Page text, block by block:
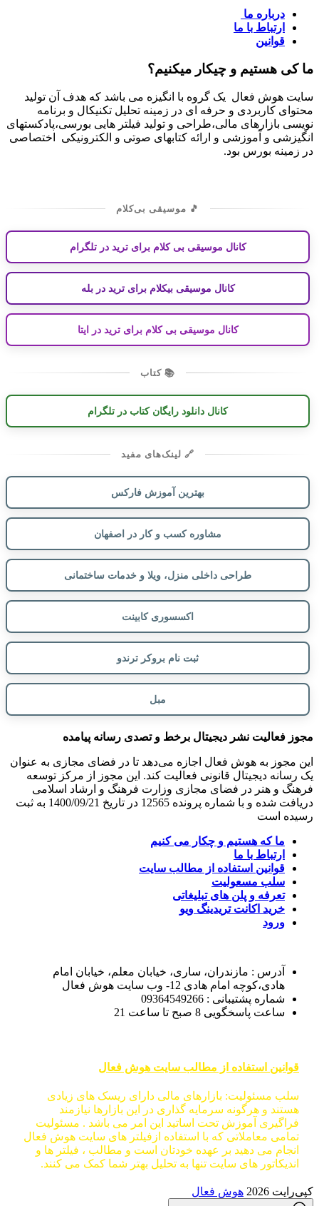
درباره ما
ارتباط با ما
قوانین
ما کی هستیم و چیکار میکنیم؟
سایت هوش فعال یک گروه با انگیزه می باشد که هدف آن تولید
محتوای کاربردی و حرفه ای در زمینه تحلیل تکنیکال و برنامه
نویسی بازارهای مالی،طراحی و تولید فیلتر هایی بورسی،پادکستهای
انگیزشی و آموزشی و ارائه کتابهای صوتی و الکترونیکی اختصاصی
در زمینه بورس بود.
🎵 موسیقی بی‌کلام
کانال موسیقی بی کلام برای ترید در تلگرام
کانال موسیقی بیکلام برای ترید در بله
کانال موسیقی بی کلام برای ترید در ایتا
📚 کتاب
کانال دانلود رایگان کتاب در تلگرام
🔗 لینک‌های مفید
بهترین آموزش فارکس
مشاوره کسب و کار در اصفهان
طراحی داخلی منزل، ویلا و خدمات ساختمانی
اکسسوری کابینت
ثبت نام بروکر ترندو
مبل
مجوز فعالیت نشر دیجیتال برخط و تصدی رسانه پیامده
این مجوز به هوش فعال اجازه می‌دهد تا در فضای مجازی به عنوان
یک رسانه دیجیتال قانونی فعالیت کند. این مجوز از مرکز توسعه
فرهنگ و هنر در فضای مجازی وزارت فرهنگ و ارشاد اسلامی
دریافت شده و با شماره پرونده 12565 در تاریخ 1400/09/21 به ثبت
رسیده است
ما که هستیم و چکار می کنیم
ارتباط با ما
قوانین استفاده از مطالب سایت
سلب مسعولیت
تعرفه و پلن های تبلیغاتی
خرید اکانت تریدینگ ویو
ورود
آدرس : مازندران، ساری، خیابان معلم، خیابان امام
هادی،کوچه امام هادی 12- وب سایت هوش فعال
شماره پشتیبانی : 09364549266
ساعت پاسخگویی 8 صبح تا ساعت 21
قوانین استفاده از مطالب سایت هوش فعال
سلب مسئولیت: بازارهای مالی دارای ریسک های زیادی
هستند و هرگونه سرمایه گذاری در این بازارها نیازمند
فراگیری آموزش تحت اساتید این امر می باشد . مسئولیت
تمامی معاملاتی که با استفاده ازفیلتر های سایت هوش فعال
انجام می دهید بر عهده خودتان است و مطالب ، فیلتر ها و
اندیکاتور های سایت تنها به تحلیل بهتر شما کمک می کنند.
کپی‌رایت 2026 هوش فعال